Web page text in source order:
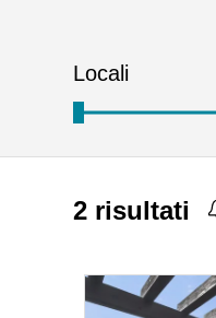
Locali
2 risultati